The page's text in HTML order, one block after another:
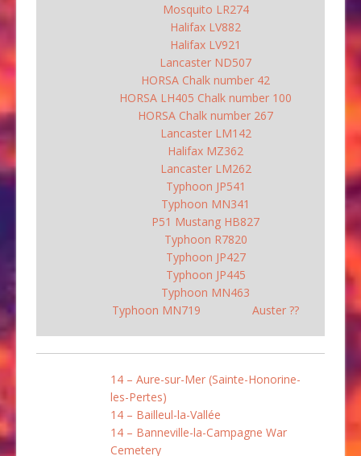
Mosquito LR274
Halifax LV882
Halifax LV921
Lancaster ND507
HORSA Chalk number 42
HORSA LH405 Chalk number 100
HORSA Chalk number 267
Lancaster LM142
Halifax MZ362
Lancaster LM262
Typhoon JP541
Typhoon MN341
P51 Mustang HB827
Typhoon R7820
Typhoon JP427
Typhoon JP445
Typhoon MN463
Typhoon MN719
Auster ??
14 – Aure-sur-Mer (Sainte-Honorine-
les-Pertes)
14 – Bailleul-la-Vallée
14 – Banneville-la-Campagne War
Cemetery